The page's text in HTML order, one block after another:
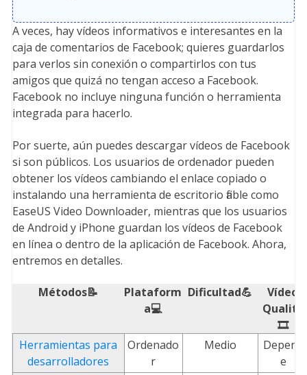
A veces, hay vídeos informativos e interesantes en la
caja de comentarios de Facebook; quieres guardarlos
para verlos sin conexión o compartirlos con tus
amigos que quizá no tengan acceso a Facebook.
Facebook no incluye ninguna función o herramienta
integrada para hacerlo.
Por suerte, aún puedes descargar vídeos de Facebook
si son públicos. Los usuarios de ordenador pueden
obtener los vídeos cambiando el enlace copiado o
instalando una herramienta de escritorio fiable como
EaseUS Video Downloader, mientras que los usuarios
de Android y iPhone guardan los vídeos de Facebook
en línea o dentro de la aplicación de Facebook. Ahora,
entremos en detalles.
Métodos📝
Plataform
a💻
Dificultad💪
Vídeo
Quality
🎞️
Herramientas para
desarrolladores
Ordenado
r
Medio
Depend
e